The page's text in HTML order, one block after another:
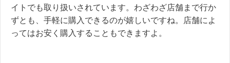
イトでも取り扱いされています。わざわざ店舗まで行か
ずとも、手軽に購入できるのが嬉しいですね。店舗によ
ってはお安く購入することもできますよ。